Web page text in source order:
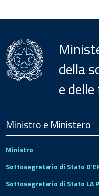
della
e
Footer
Ministro e Ministero
Ministro
Sottosegretario di Stato
Sottosegretario di Stato LA